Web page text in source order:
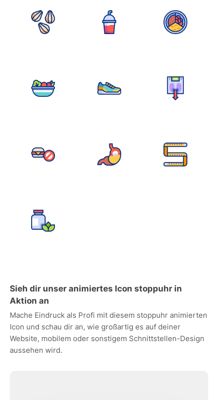
Sieh dir unser animiertes Icon stoppuhr in
Aktion an
Mache Eindruck als Profi mit diesem stoppuhr animierten
Icon und schau dir an, wie großartig es auf deiner
Website, mobilem oder sonstigem Schnittstellen-Design
aussehen wird.